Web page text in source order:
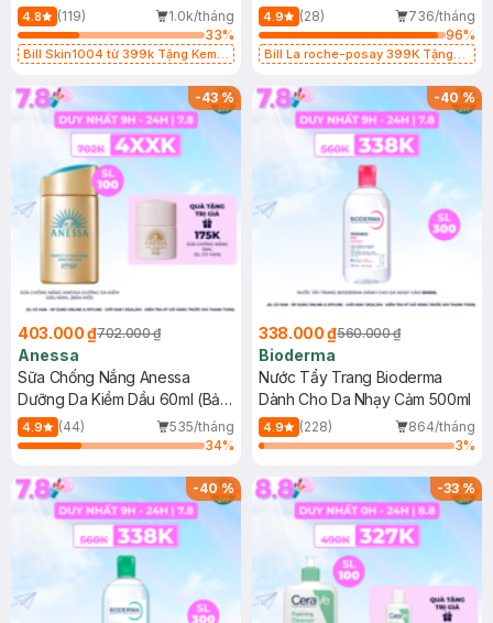
50ml
4.8 (119)
1.0k/tháng
33%
Bill Skin1004 từ 399k Tặng Kem
SPF 50+ 20ml (SL Có Hạn)
Kiềm Dầu 50ml
4.9 (28)
736/tháng
96%
Bill La roche-posay 399K Tặng
(SL có hạn)
-43%
403.000 ₫702.000 ₫
Anessa
Sữa Chống Nắng Anessa
Dưỡng Da Kiềm Dầu 60ml (Bản
Mới)
4.9 (44)
535/tháng
34%
-40%
338.000 ₫560.000 ₫
Bioderma
Nước Tẩy Trang Bioderma
Dành Cho Da Nhạy Cảm 500ml
4.9 (228)
864/tháng
3%
-40% -33%